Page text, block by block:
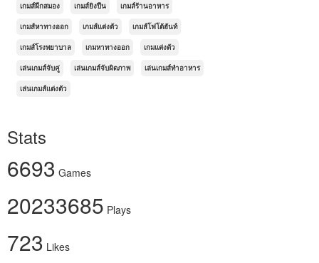
เกมส์ฝึกสมอง เกมส์ยิงปืน เกมส์ร้านอาหาร
เกมส์หาทางออก เกมส์แต่งตัว เกมส์โฟโต้ฮันท์
เกมส์โรงพยาบาล เกมหาทางออก เกมแต่งตัว
เล่นเกมส์จับคู่ เล่นเกมส์จับผิดภาพ เล่นเกมส์ทำอาหาร
เล่นเกมส์แต่งตัว
Stats
6693 Games
20233685 Plays
723 Likes